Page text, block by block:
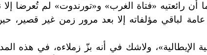
أن رائعتيه «فتاة الغرب» و«تورندوت» لم تُعرضا إلا
لباقي مؤلفاته إلا بعد مرور زمن غير قصير،
الإيطالية»، ولاشك في أنه بزّ زملاءه، في هذه